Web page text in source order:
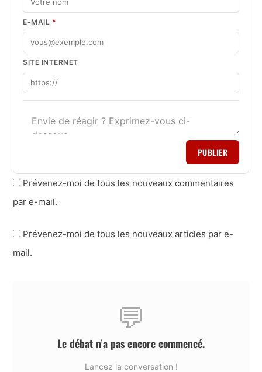
E-MAIL *
SITE INTERNET
PUBLIER
Prévenez-moi de tous les nouveaux commentaires
par e-mail.
Prévenez-moi de tous les nouveaux articles par e-
mail.
💬
Le débat n’a pas encore commencé.
Lancez la conversation !